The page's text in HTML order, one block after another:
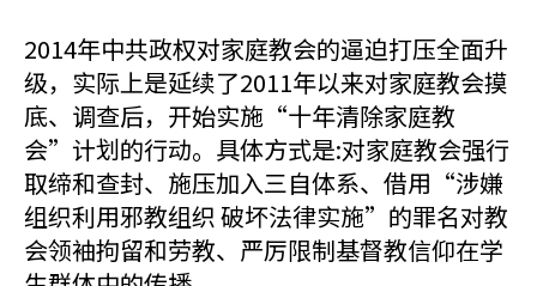
2014年中共政权对家庭教会的逼迫打压全面升
级，实际上是延续了2011年以来对家庭教会摸
底、调查后，开始实施“十年清除家庭教
会”计划的行动。具体方式是:对家庭教会强行
取缔和查封、施压加入三自体系、借用“涉嫌
组织利用邪教组织 破坏法律实施”的罪名对教
会领袖拘留和劳教、严厉限制基督教信仰在学